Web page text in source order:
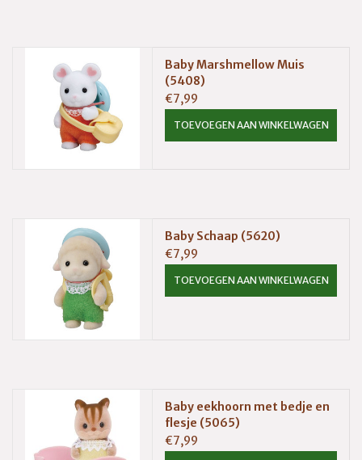
Baby Marshmellow Muis
(5408)
€7,99
TOEVOEGEN AAN WINKELWAGEN
Baby Schaap (5620)
€7,99
TOEVOEGEN AAN WINKELWAGEN
Baby eekhoorn met bedje en
flesje (5065)
€7,99